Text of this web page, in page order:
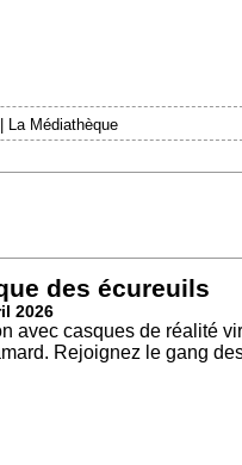
| La Médiathèque
des écureuils
2026
avec casques de réalité
Rejoignez le gang